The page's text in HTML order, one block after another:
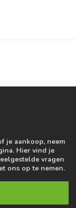
je aankoop, neem
Hier vind je
vragen
ons op te nemen.